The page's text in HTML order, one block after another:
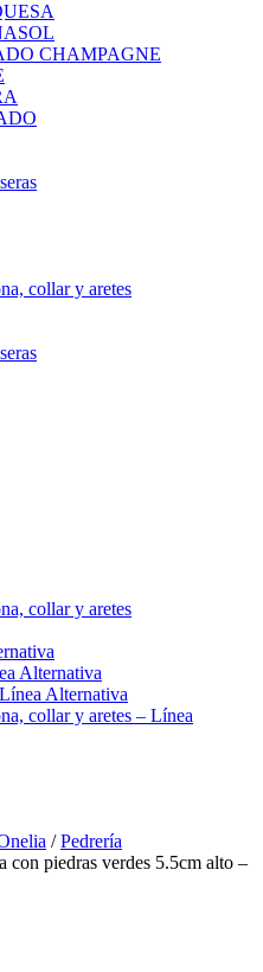
CHAMPAGNE
collar y aretes
collar y aretes
Alternativa
Alternativa
collar y aretes – Línea
/Pedrería
piedras verdes 5.5cm alto –